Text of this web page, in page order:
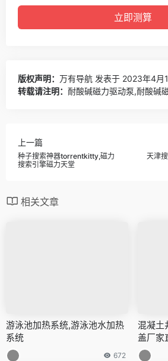
版权声明： 万有导航 发表于 2023年4月
转载请注明： 耐酸碱磁力驱动泵,耐酸碱
上一篇
种子搜索神器torrentkitty,磁力
搜索引擎磁力天堂
天津
相关文章
游泳池加热系统,游泳池水加热
系统
672
混凝土
盖厂家